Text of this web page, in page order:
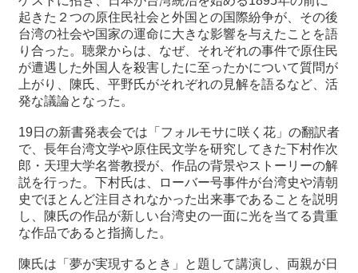
台
湾
の
本
連
リ
ン
ク
ホ
ム
起きた２つの原住民社会と外国との国際紛争が、その後
台湾の社会や国家の運命に大きな影響を与えたことを語
り合った。聴衆からは、なぜ、それぞれの事件で原住民
が遭遇した外国人を殺害したに至ったかについて質問が
上がり、陳氏、平野氏がそれぞれの見解を語るなど、活
発な議論となった。
19日の新書発表会では「フォルモサに咲く花」の翻訳者
で、長年台湾文学や原住民文学を研究してきた下村作次
郎・天理大学名誉教授が、作品の背景やストーリーの解
説を行った。下村氏は、ローバー号事件が台湾史や清朝
史でほとんど注目されなかった出来事であることを説明
し、陳氏の作品が新しい台湾史の一面に光を当てる貴重
な作品であると指摘した。
陳氏は「夢が実現するとき」と題して講演し、両親が日